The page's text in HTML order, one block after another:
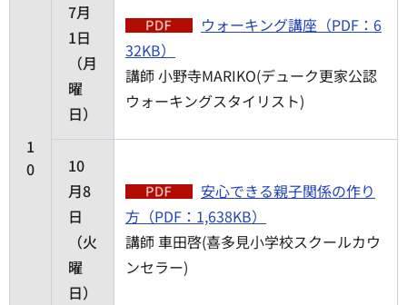
1
0
7月
1日
（月
曜
日）
ウォーキング講座（PDF：6
32KB）
講師 小野寺MARIKO(デューク更家公認
ウォーキングスタイリスト)
10
月8
日
（火
曜
日）
安心できる親子関係の作り
方（PDF：1,638KB）
講師 車田啓(喜多見小学校スクールカウ
ンセラー)